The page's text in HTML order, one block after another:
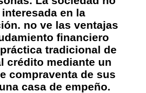
en la
no ve las ventajas
financiero
tradicional de
crédito mediante un
compraventa de sus
casa de empeño.